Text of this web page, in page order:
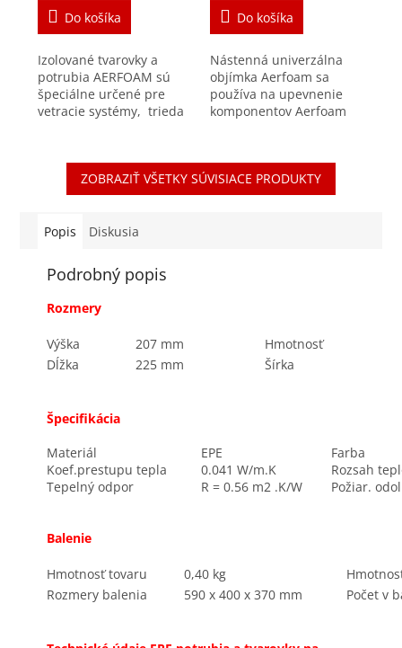
Do košíka
Izolované tvarovky a
potrubia AERFOAM sú
špeciálne určené pre
vetracie systémy, trieda
súčasťou izolovaného
potrubného systému -...
Do košíka
Nástenná univerzálna
objímka Aerfoam sa
používa na upevnenie
komponentov Aerfoam
pre potrubia Aerfoam s
priemerom 160 mm, 180
mm a...
ZOBRAZIŤ VŠETKY SÚVISIACE PRODUKTY
Popis Diskusia
Podrobný popis
Rozmery
Výška 207 mm
Hmotnosť
Dĺžka
225 mm Šírka
Špecifikácia
Materiál
EPE
Farba
Koef.prestupu tepla
0.041 W/m.K
Rozsah
Tepelný odpor
R = 0.56 m2 .K/W Požiar.
Balenie
Hmotnosť tovaru 0,40 kg
Rozmery balenia
590 x 400 x 370 mm Počet v